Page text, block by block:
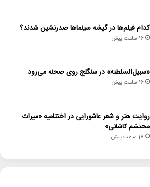
کدام فیلم‌ها در گیشه سینماها صدرنشین شدند؟
16 ساعت پیش
«سبیل‌السلطنه» در سنگلج روی صحنه می‌رود
16 ساعت پیش
روایت هنر و شعر عاشورایی در اختتامیه «میراث
محتشم کاشانی»
18 ساعت پیش